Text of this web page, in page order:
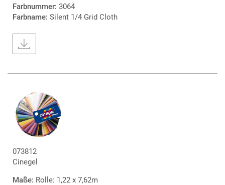
Farbnummer: 3064
Farbname: Silent 1/4 Grid Cloth
073812
Cinegel
Maße: Rolle: 1,22 x 7,62m